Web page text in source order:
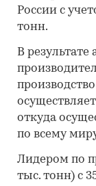
России с
тонн.
В
откуда
по всему
Лидером по
тыс. тонн) с